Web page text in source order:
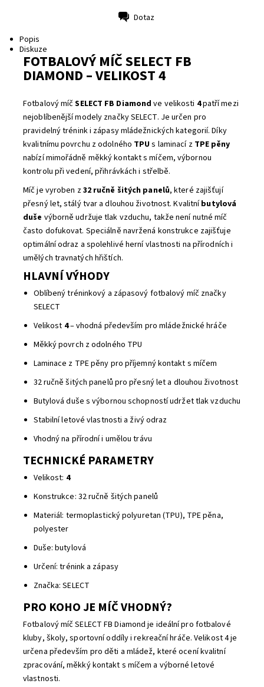
Dotaz
Popis
Diskuze
FOTBALOVÝ MÍČ SELECT FB
DIAMOND – VELIKOST 4
Fotbalový míčSELECT FB Diamond ve velikosti 4patří mezi
nejoblíbenější modely značky SELECT. Je určen pro
pravidelný trénink i zápasy mládežnických kategorií. Díky
kvalitnímu povrchu z odolného TPUs laminací z TPE pěny
nabízí mimořádně měkký kontakt s míčem, výbornou
kontrolu při vedení, přihrávkách i střelbě.
Míč je vyroben z32 ručně šitých panelů, které zajišťují
přesný let, stálý tvar a dlouhou životnost. Kvalitníbutylová
duše výborně udržuje tlak vzduchu, takže není nutné míč
často dofukovat. Speciálně navržená konstrukce zajišťuje
optimální odraz a spolehlivé herní vlastnosti na přírodních i
umělých travnatých hřištích.
HLAVNÍ VÝHODY
Oblíbený tréninkový a zápasový fotbalový míč značky
SELECT
Velikost 4– vhodná především pro mládežnické hráče
Měkký povrch z odolného TPU
Laminace z TPE pěny pro příjemný kontakt s míčem
32 ručně šitých panelů pro přesný let a dlouhou životnost
Butylová duše s výbornou schopností udržet tlak vzduchu
Stabilní letové vlastnosti a živý odraz
Vhodný na přírodní i umělou trávu
TECHNICKÉ PARAMETRY
Velikost: 4
Konstrukce: 32 ručně šitých panelů
Materiál: termoplastický polyuretan (TPU), TPE pěna,
polyester
Duše: butylová
Určení: trénink a zápasy
Značka: SELECT
PRO KOHO JE MÍČ VHODNÝ?
Fotbalový míč SELECT FB Diamond je ideální pro fotbalové
kluby, školy, sportovní oddíly i rekreační hráče. Velikost 4 je
určena především pro děti a mládež, které ocení kvalitní
zpracování, měkký kontakt s míčem a výborné letové
vlastnosti.